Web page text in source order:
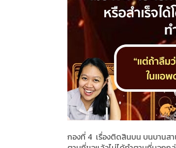
กองที่ 4 เรื่องติดสินบน บนบานสา